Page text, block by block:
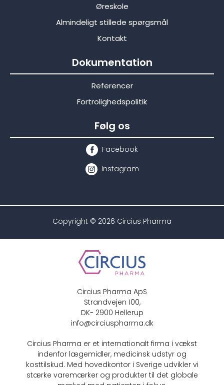
Øreskole
Almindeligt stillede spørgsmål
Kontakt
Dokumentation
Referencer
Fortrolighedspolitik
Følg os
Facebook
Instagram
Copyright © 2026 Circius Pharma
Circius Pharma ApS
Strandvejen 100,
DK- 2900 Hellerup
info@circiuspharma.dk
Circius Pharma er et internationalt firma i vækst
indenfor lægemidler, medicinsk udstyr og
kosttilskud. Med hovedkontor i Sverige udvikler vi
stærke varemærker og produkter til det globale